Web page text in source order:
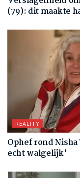
(79): dit maakte
REALITY
Ophef rond
echt walgelijk’